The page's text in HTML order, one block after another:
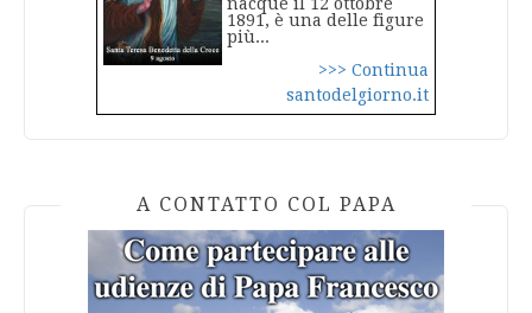
1891, è una delle figure
più...
>>> Continua
santodelgiorno.it
A CONTATTO COL PAPA